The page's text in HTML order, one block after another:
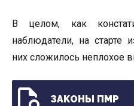
В целом, как
наблюдатели, на старте
них сложилось неплохое
ЗАКОНЫ ПМР